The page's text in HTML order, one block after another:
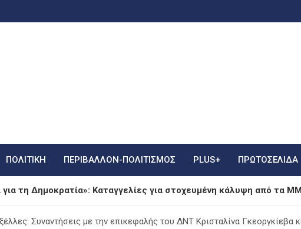
ΠΟΛΙΤΙΚΗ ΠΕΡΙΒΑΛΛΟΝ-ΠΟΛΙΤΙΣΜΟΣ PLUS+ ΠΡΩΤΟΣΈΛΙΔΑ
για τη Δημοκρατία»: Καταγγελίες για στοχευμένη κάλυψη από τα
Φωτιές σε Σκύρο και Λακωνία: Σύλληψη 63χρονης και 71χρονου για
Συναντήσεις με την επικεφαλής του ΔΝΤ Κρισταλίνα